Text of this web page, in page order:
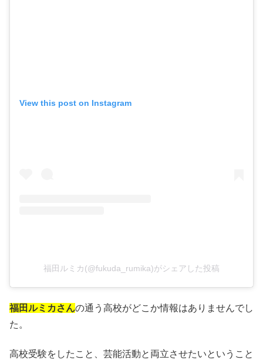
View this post on Instagram
福田ルミカ(@fukuda_rumika)がシェアした投稿
福田ルミカさんの通う高校がどこか情報はありませんでし
た。
高校受験をしたこと、芸能活動と両立させたいということ